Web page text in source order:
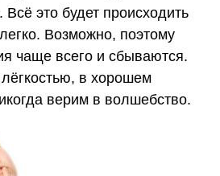
это будет происходить
Возможно, поэтому
чаще всего и сбываются.
в хорошем
верим в волшебство.